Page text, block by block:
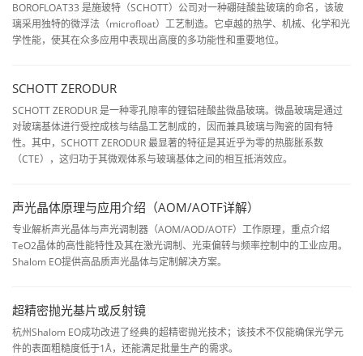
BOROFLOAT33 是施玻特（SCHOTT）公司对一种硼硅酸盐玻璃的命名，该玻
璃采用独特的微浮法（microfloat）工艺制造。它卓越的热学、机械、化学和光
学性能，使其在众多应用中表现出高度的多功能性和重要地位。
SCHOTT ZERODUR
SCHOTT ZERODUR 是一种零孔隙率的锂铝硅酸盐微晶玻璃。微晶玻璃是通过
对玻璃基体进行受控成核与结晶工艺制成的，因而兼具玻璃与陶瓷的固有特
性。其中，SCHOTT ZERODUR 最显著的特征是其近乎为零的热膨胀系数
（CTE），这归功于其微观体系与玻璃基体之间的相互抵消效应。
声光晶体原理与应用介绍（AOM/AOTF详解）
专业解析声光晶体与声光调制器（AOM/AOD/AOTF）工作原理，重点介绍
TeO2晶体的高性能特性及其在激光调制、光束偏转与频率控制中的工业应用。
Shalom EO提供高品质声光晶体与定制解决方案。
超精密抛光基片或反射镜
杭州Shalom EO成功改进了经典的超精密抛光技术；该技术不仅能确保光学元
件的表面粗糙度低于1Å，还能满足批量生产的需求。